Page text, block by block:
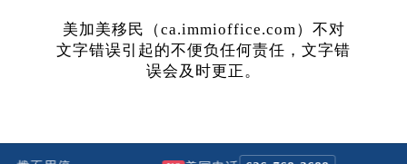
美加美移民（ca.immioffice.com）不对
文字错误引起的不便负任何责任，文字错
误会及时更正。